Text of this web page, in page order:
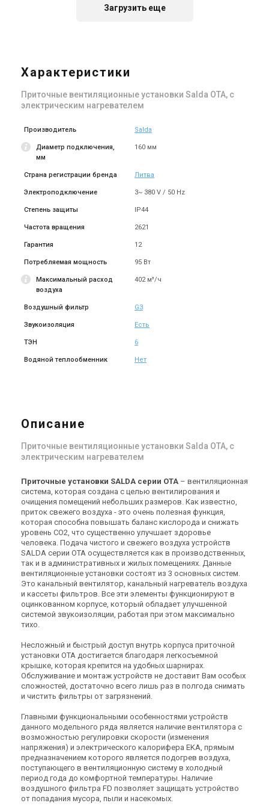
Цена
Купить Купить
Оставить отзыв
Литва
Приточная установка Salda
Цена по запросу
Купить
Оставить отзыв
Литва
Приточная установка Salda
Цена по запросу
Снят с производства
Оставить отзыв
Литва
Купить
Снят с производства
Оставить отзыв
Литва
Приточная установка Salda
ОТА 250-1,2
Цена по запросу
Купить
Снят с производства
Оставить отзыв
Литва
Приточная установка Salda
ОТА 250-5,0
Цена по запросу
Купить
Снят с производства
Оставить отзыв
Литва
Приточная установка Salda
Цена
Цена по запросу
Купить
Снят с производства
Оставить отзыв
Литва
Приточная установка Salda
Цена
Цена по запросу
Купить
Оставить отзыв
Снят с производства
Оставить отзыв
Загрузить еще
Характеристики
Приточные вентиляционные установки Salda OTA, с
электрическим нагревателем
Производитель Salda
Диаметр подключения,
мм
160 мм
Страна регистрации бренда Литва
Электроподключение 3~ 380 V / 50 Hz
Степень защиты IP44
Частота вращения 2621
Гарантия 12
Потребляемая мощность 95 Вт
Максимальный расход
воздуха
402 м³/ч
Воздушный фильтр G3
Звукоизоляция Есть
ТЭН 6
Водяной теплообменник Нет
Описание
Приточные вентиляционные установки Salda OTA, с
электрическим нагревателем
Приточные установки SALDA серии OTA – вентиляционная
система, которая создана с целью вентилирования и
очищения помещений небольших размеров. Как известно,
приток свежего воздуха - это очень полезная функция,
которая способна повышать баланс кислорода и снижать
уровень CO2, что существенно улучшает здоровье
человека. Подача чистого и свежего воздуха устройств
SALDA серии OTA осуществляется как в производственных,
так и в административных и жилых помещениях. Данные
вентиляционные установки состоят из 3 основных систем.
Это канальный вентилятор, канальный нагреватель воздуха
и кассеты фильтров. Все эти элементы функционируют в
оцинкованном корпусе, который обладает улучшенной
системой звукоизоляции, работая при этом максимально
тихо.
Несложный и быстрый доступ внутрь корпуса приточной
установки ОТА достигается благодаря легкосъемной
крышке, которая крепится на удобных шарнирах.
Обслуживание и монтаж устройств не доставит Вам особых
сложностей, достаточно всего лишь раз в полгода снимать
и чистить фильтры от загрязнений.
Главными функциональными особенностями устройств
данного модельного ряда является наличие вентилятора с
возможностью регулировки скорости (изменения
напряжения) и электрического калорифера EKA, прямым
предназначением которого является подогрев воздуха,
поступающего в вентиляционную систему в холодный
период года до комфортной температуры. Наличие
воздушного фильтра FD позволяет защищать устройство
от попадания мусора, пыли и насекомых.